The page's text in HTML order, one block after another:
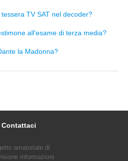
TV SAT nel decoder?
all'esame di terza media?
la Madonna?
Contattaci
amatoriale di
informazioni